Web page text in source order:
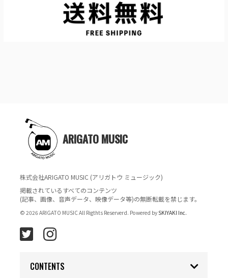
ARIGATO MUSIC
株式会社ARIGATO MUSIC (アリガトウ ミュージック)
掲載されているすべてのコンテンツ
(記事、画像、音声データ、映像データ等)の無断転載を禁じます。
© 2026 ARIGATO MUSIC All Rigthts Reserverd. Powered by SKIYAKI Inc.
CONTENTS